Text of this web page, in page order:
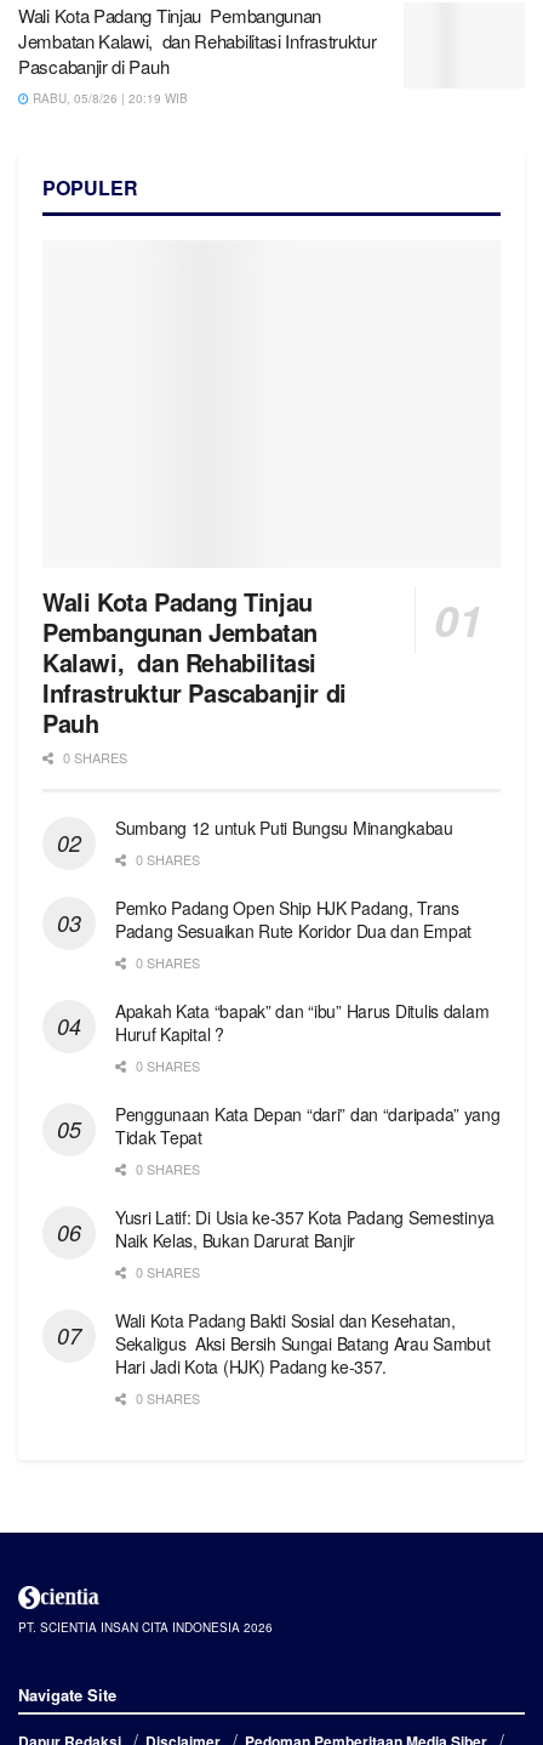
Wali Kota Padang Tinjau Pembangunan
Jembatan Kalawi, dan Rehabilitasi Infrastruktur
Pascabanjir di Pauh
RABU, 05/8/26 | 20:19 WIB
POPULER
Wali Kota Padang Tinjau
Pembangunan Jembatan
Kalawi, dan Rehabilitasi
Infrastruktur Pascabanjir di
Pauh
0 SHARES
Sumbang 12 untuk Puti Bungsu Minangkabau
0 SHARES
Pemko Padang Open Ship HJK Padang, Trans
Padang Sesuaikan Rute Koridor Dua dan Empat
0 SHARES
Apakah Kata “bapak” dan “ibu” Harus Ditulis dalam
Huruf Kapital ?
0 SHARES
Penggunaan Kata Depan “dari” dan “daripada” yang
Tidak Tepat
0 SHARES
Yusri Latif: Di Usia ke-357 Kota Padang Semestinya
Naik Kelas, Bukan Darurat Banjir
0 SHARES
Wali Kota Padang Bakti Sosial dan Kesehatan,
Sekaligus Aksi Bersih Sungai Batang Arau Sambut
Hari Jadi Kota (HJK) Padang ke-357.
0 SHARES
PT. SCIENTIA INSAN CITA INDONESIA 2026
Navigate Site